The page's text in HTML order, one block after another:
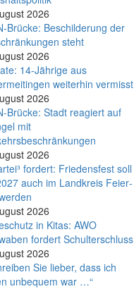
2026
Brücke: Beschilderung der
steht
2026
14-Jährige aus
weiterhin vermisst
2026
Brücke: Stadt reagiert auf
mit
2026
fordert: Friedens­fest soll
auch im Land­kreis Feier­
2026
in Kitas: AWO
fordert Schulterschluss
2026
Sie lieber, dass ich
unbequem war …“